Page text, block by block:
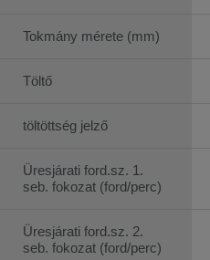
Tokmány mérete (mm)
Töltő
töltöttség jelző
Üresjárati ford.sz. 1.
seb. fokozat (ford/perc)
Üresjárati ford.sz. 2.
seb. fokozat (ford/perc)